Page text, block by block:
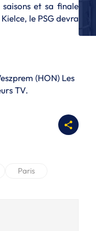
et sa finale
le PSG devra
(HON) Les
TV.
Paris